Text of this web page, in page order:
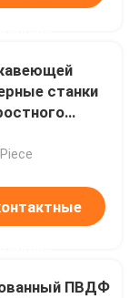
станки
поезда
ПВДФ